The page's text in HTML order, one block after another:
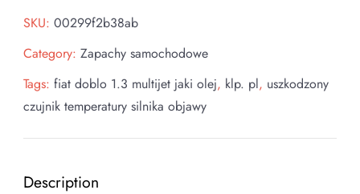
SKU: 00299f2b38ab
Category: Zapachy samochodowe
Tags: fiat doblo 1.3 multijet jaki olej, klp. pl, uszkodzony
czujnik temperatury silnika objawy
Description